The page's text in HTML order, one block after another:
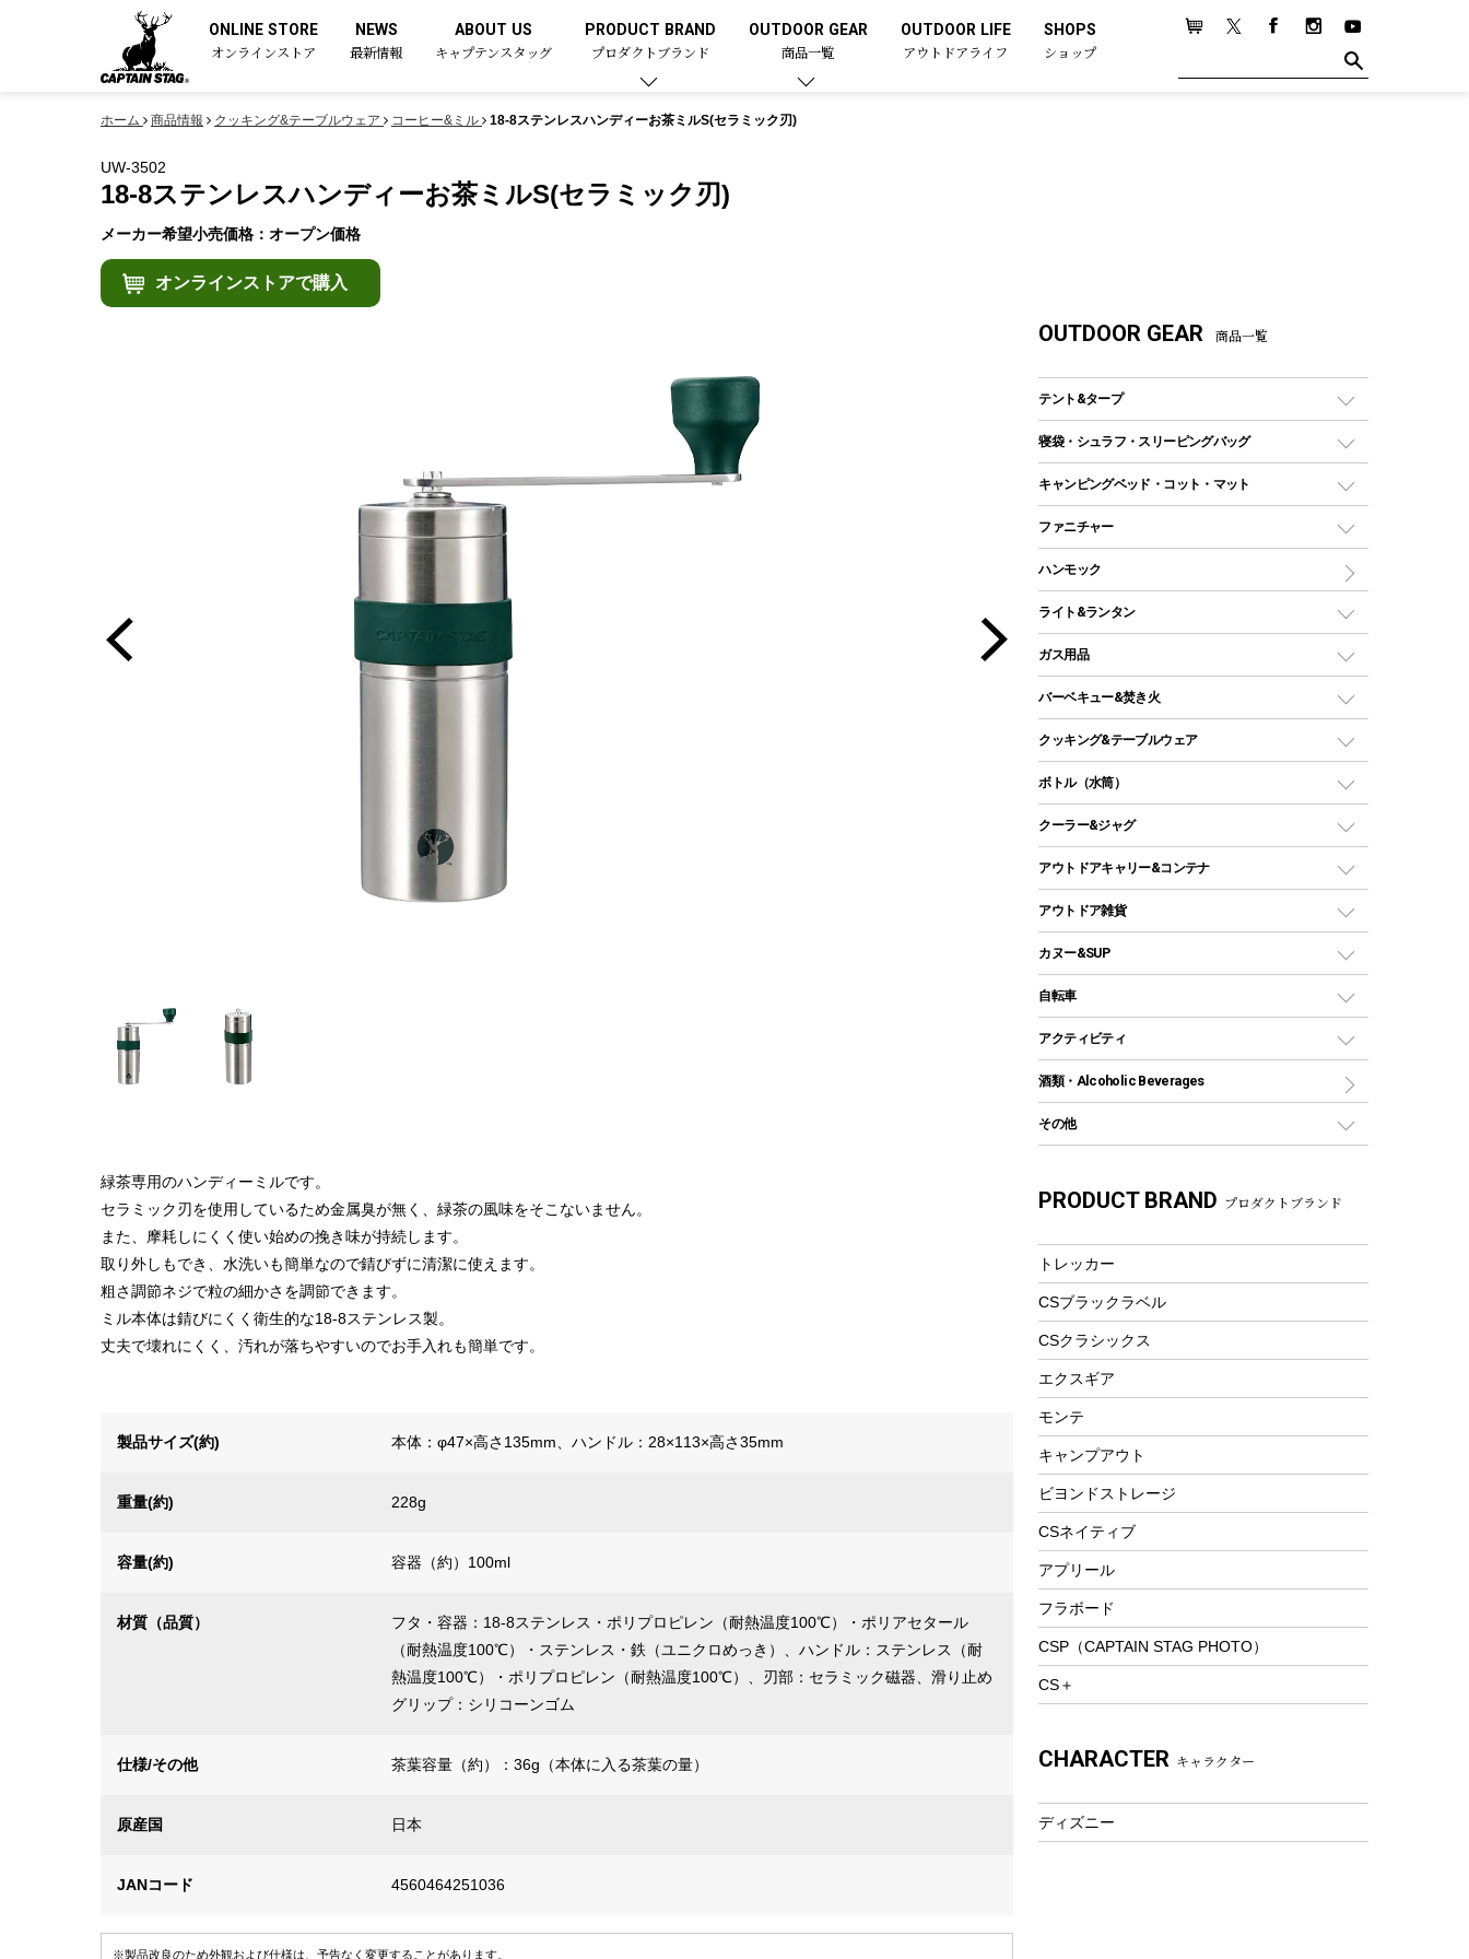
ONLINE STORE
オンラインストア
NEWS
最新情報
ABOUT US
キャプテンスタッグ
PRODUCT BRAND
プロダクトブランド
OUTDOOR GEAR
商品一覧
OUTDOOR LIFE
アウトドアライフ
SHOPS
ショップ
ホーム 商品情報 クッキング&テーブルウェア コーヒー&ミル 18-8ステンレスハンディーお茶ミルS(セラミック刃)
UW-3502
18-8ステンレスハンディーお茶ミルS(セラミック刃)
メーカー希望小売価格：オープン価格
オンラインストアで購入
緑茶専用のハンディーミルです。
セラミック刃を使用しているため金属臭が無く、緑茶の風味をそこないません。
また、摩耗しにくく使い始めの挽き味が持続します。
取り外しもでき、水洗いも簡単なので錆びずに清潔に使えます。
粗さ調節ネジで粒の細かさを調節できます。
ミル本体は錆びにくく衛生的な18-8ステンレス製。
丈夫で壊れにくく、汚れが落ちやすいのでお手入れも簡単です。
製品サイズ(約) 本体：φ47×高さ135mm、ハンドル：28×113×高さ35mm
重量(約) 228g
容量(約) 容器（約）100ml
材質（品質）
フタ・容器：18-8ステンレス・ポリプロピレン（耐熱温度100℃）・ポリアセタール
（耐熱温度100℃）・ステンレス・鉄（ユニクロめっき）、ハンドル：ステンレス（耐
熱温度100℃）・ポリプロピレン（耐熱温度100℃）、刃部：セラミック磁器、滑り止め
グリップ：シリコーンゴム
仕様/その他 茶葉容量（約）：36g（本体に入る茶葉の量）
原産国 日本
JANコード 4560464251036
※製品改良のため外観および仕様は、予告なく変更することがあります。
OUTDOOR GEAR 商品一覧
テント&タープ
テント
ツールームテント
ワンポールテント
シェルターテント
ロッジ型・オリジナルテント
タープ
スクエアタープ（レクタタープ）
メッシュタープ
自立式タープ
パラソル
テントアクセサリー
ペグ
グランドシート
ガイドロープ
ツール
寝袋・シュラフ・スリーピングバッグ
レクタングラー型（封筒型）シュラフ
インナーシュラフ
キャンピングベッド・コット・マット
キャンピングベッド・コット
インフレータブルマット
ファニチャー
アウトドアテーブル
レジャーシート
ハンモック
ライト&ランタン
LEDランタン
ガスランタン
オイルランタン
LEDライト
ヘッドライト
キャンドル
ガス用品
ガスバーナー
ガス缶
ガストーチ、ライター
バーベキュー&焚き火
バーベキューコンロ、グリル
焚き火台タイプ（ロースタイル）グリル
卓上タイプグリル
パーティータイプグリル
鉄板、アミ
焚き火台&ストーブ
火起こし
バーベキューツール
燃料・着火剤・炭
クッキング&テーブルウェア
ダッチオーブン
ホットサンドメーカー
クッカーセット
シェラカップ
クッキングツール
ナイフ
カトラリー
マグカップ、カップ
フードボトル
コーヒー&ミル
トレー
ランチョンマット
ランチボックス
ピクニックセット
ボトル（水筒）
ステンレスボトル
コップ付きタイプ
ワンタッチタイプ
プラスチックボトル
ディズニーボトル
クーラー&ジャグ
クーラーボックス
クーラーバッグ
ウォータージャグ
保冷剤
アウトドアキャリー&コンテナ
アウトドアキャリー
アウトドア雑貨
バックパック&バッグ
リュック、バックパック
トートバッグ、サコッシュ
ショッピングキャリー
その他アウトドア雑貨
レイン
ツール、他
カヌー&SUP
インフレータブル
カヤック
パドル
ヘルメット
アクセサリー
自転車
折りたたみ自転車
スポーツサイクル
シティサイクル
自転車用アクセサリー
自転車ウェア
アクティビティ
マリン
ラッシュガード
テント
フローティングベスト
ヘルメット
エアーポンプ
ウィンター
防寒ウェア
ツール&アクセサリー
トレッキング
トレッキングステッキ
トレッキングアクセサリー
プレイグッズ
ウェルネス
フィットネス
アクセサリー
酒類・Alcoholic Beverages
その他
湯たんぽ
PRODUCT BRAND プロダクトブランド
トレッカー
CSブラックラベル
CSクラシックス
エクスギア
モンテ
キャンプアウト
ビヨンドストレージ
CSネイティブ
アプリール
フラボード
CSP（CAPTAIN STAG PHOTO）
CS＋
CHARACTER キャラクター
ディズニー